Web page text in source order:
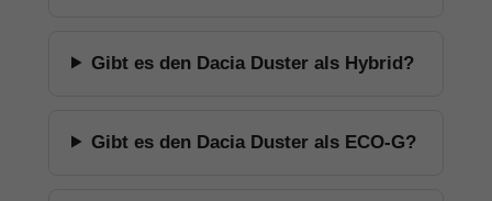
Gibt es den Dacia Duster als Hybrid?
Gibt es den Dacia Duster als ECO-G?